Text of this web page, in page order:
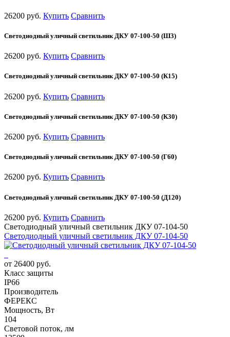
26200 руб. Купить Сравнить
Светодиодный уличный светильник ДКУ 07-100-50 (Ш3)
26200 руб. Купить Сравнить
Светодиодный уличный светильник ДКУ 07-100-50 (К15)
26200 руб. Купить Сравнить
Светодиодный уличный светильник ДКУ 07-100-50 (К30)
26200 руб. Купить Сравнить
Светодиодный уличный светильник ДКУ 07-100-50 (Г60)
26200 руб. Купить Сравнить
Светодиодный уличный светильник ДКУ 07-100-50 (Д120)
26200 руб. Купить Сравнить
Светодиодный уличный светильник ДКУ 07-104-50
Светодиодный уличный светильник ДКУ 07-104-50
от 26400 руб.
Класс защиты
IP66
Производитель
ФЕРЕКС
Мощность, Вт
104
Световой поток, лм